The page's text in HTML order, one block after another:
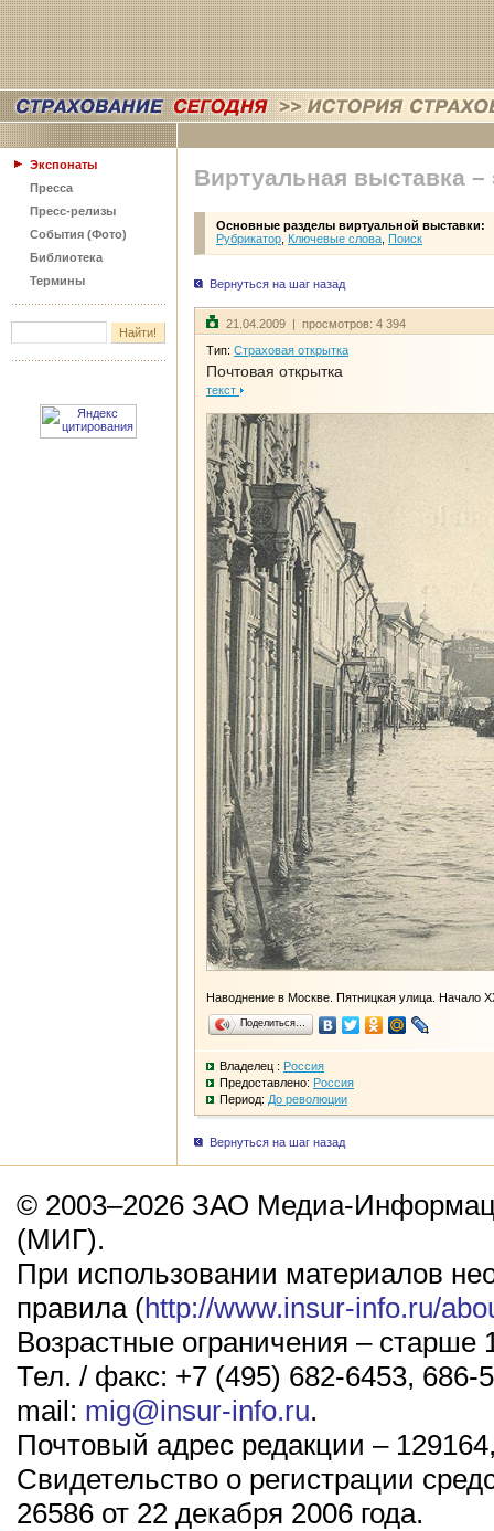
Экспонаты
Пресса
Пресс-релизы
События (Фото)
Библиотека
Термины
Виртуальная выставка –
Основные разделы виртуальной выставки:
Рубрикатор Ключевые слова Поиск
Вернуться на шаг назад
21.04.2009 | просмотров: 4 394
Тип: Страховая открытка
Почтовая открытка
текст
Наводнение в Москве. Пятницкая улица. Начало
Поделиться…
Владелец : Россия
Предоставлено: Россия
Период: До революции
Вернуться на шаг назад
© 2003–2026 ЗАО Медиа-
(МИГ).
При использовании материалов
правила (http://www.insur-info.ru/
Возрастные ограничения – старше
Тел. / факс: +7 (495) 682-6453, 686-
mail: mig@insur-info.ru.
Почтовый адрес редакции –
Свидетельство о регистрации
26586 от 22 декабря 2006 года.